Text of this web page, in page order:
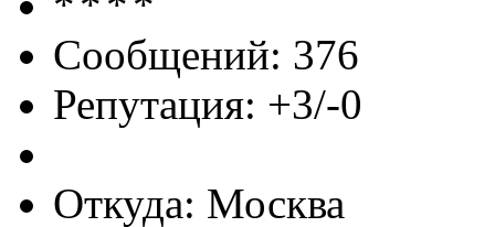
Сообщений: 376
Репутация: +3/-0
Откуда: Москва